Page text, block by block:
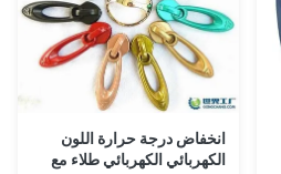
انخفاض درجة حرارة اللون
الكهربائي الكهربائي طلاء مع